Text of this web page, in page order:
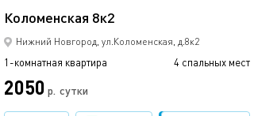
Коломенская 8к2
Нижний Новгород, ул.Коломенская, д.8к2
1-комнатная квартира 4 спальных мест
2050 р. сутки